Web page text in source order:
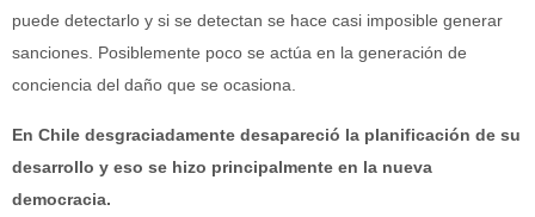
puede detectarlo y si se detectan se hace casi imposible generar
sanciones. Posiblemente poco se actúa en la generación de
conciencia del daño que se ocasiona.
En Chile desgraciadamente desapareció la planificación de su
desarrollo y eso se hizo principalmente en la nueva
democracia.